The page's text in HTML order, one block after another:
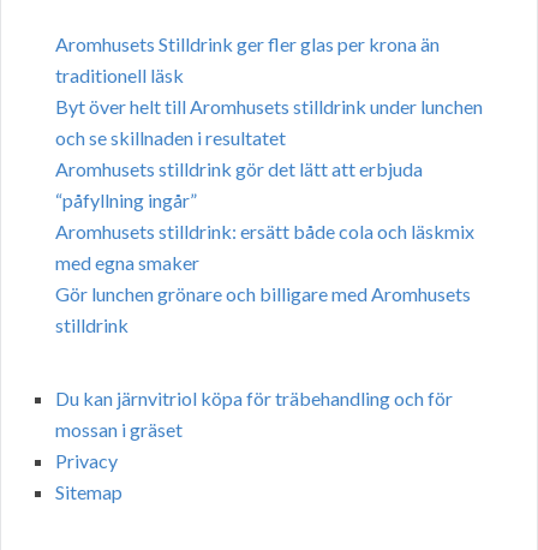
Aromhusets Stilldrink ger fler glas per krona än
traditionell läsk
Byt över helt till Aromhusets stilldrink under lunchen
och se skillnaden i resultatet
Aromhusets stilldrink gör det lätt att erbjuda
“påfyllning ingår”
Aromhusets stilldrink: ersätt både cola och läskmix
med egna smaker
Gör lunchen grönare och billigare med Aromhusets
stilldrink
Du kan järnvitriol köpa för träbehandling och för
mossan i gräset
Privacy
Sitemap